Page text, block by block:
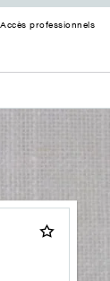
Accès professionnels